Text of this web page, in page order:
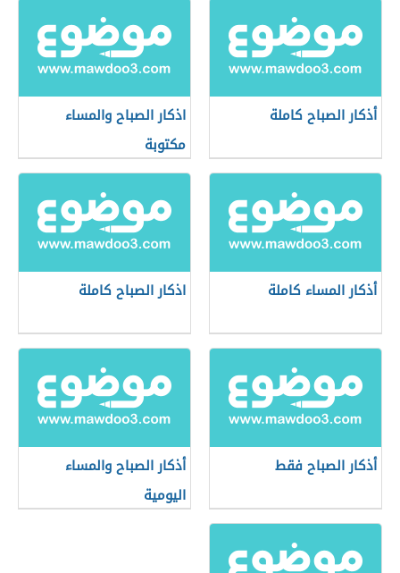
أذكار الصباح كاملة
اذكار الصباح والمساء
مكتوبة
أذكار المساء كاملة اذكار الصباح كاملة
أذكار الصباح فقط
أذكار الصباح والمساء
اليومية